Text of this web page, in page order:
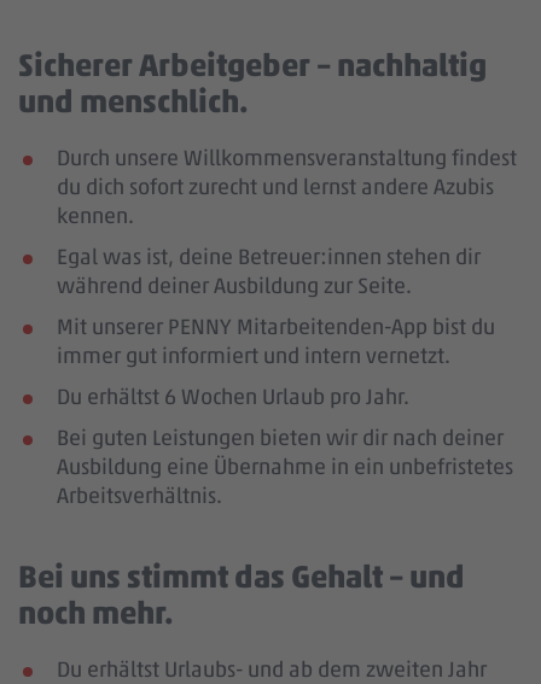
Sicherer Arbeitgeber – nachhaltig
und menschlich.
Durch unsere Willkommensveranstaltung findest
du dich sofort zurecht und lernst andere Azubis
kennen.
Egal was ist, deine Betreuer:innen stehen dir
während deiner Ausbildung zur Seite.
Mit unserer PENNY Mitarbeitenden-App bist du
immer gut informiert und intern vernetzt.
Du erhältst 6 Wochen Urlaub pro Jahr.
Bei guten Leistungen bieten wir dir nach deiner
Ausbildung eine Übernahme in ein unbefristetes
Arbeitsverhältnis.
Bei uns stimmt das Gehalt – und
noch mehr.
Du erhältst Urlaubs- und ab dem zweiten Jahr